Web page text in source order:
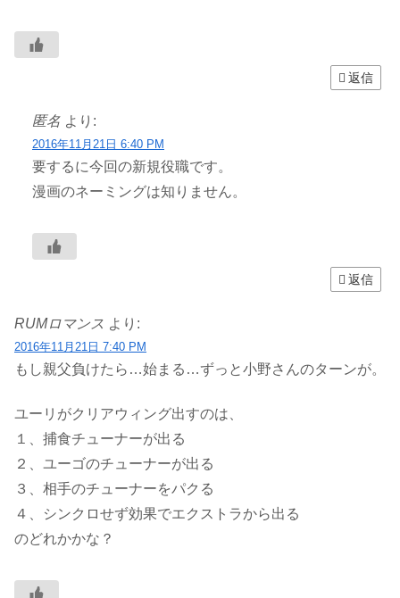
返信
匿名 より:
2016年11月21日 6:40 PM
要するに今回の新規役職です。
漫画のネーミングは知りません。
返信
RUMロマンス より:
2016年11月21日 7:40 PM
もし親父負けたら…始まる…ずっと小野さんのターンが。
ユーリがクリアウィング出すのは、
１、捕食チューナーが出る
２、ユーゴのチューナーが出る
３、相手のチューナーをパクる
４、シンクロせず効果でエクストラから出る
のどれかかな？